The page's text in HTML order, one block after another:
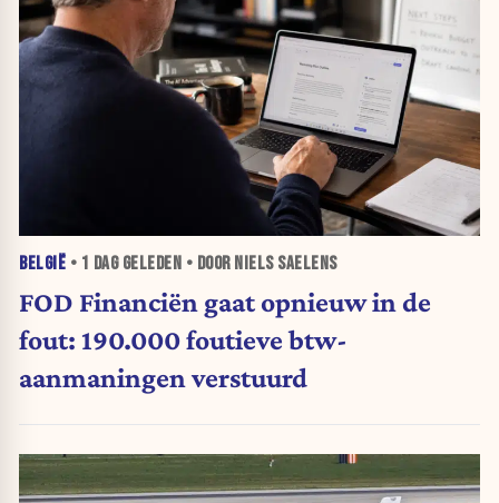
BELGIË • 1 DAGGELEDEN • DOOR NIELS SAELENS
FOD Financiën gaat opnieuw in de
fout: 190.000 foutieve btw-
aanmaningen verstuurd